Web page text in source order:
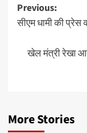
Post
Previous:
सीएम धामी की प्रेस
खेल मंत्री रेखा
More Stories